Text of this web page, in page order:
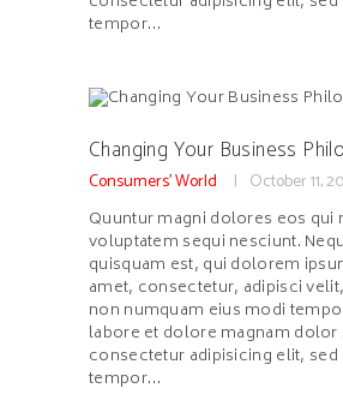
tempor…
Changing Your Business
Consumers' World October 11,
Quuntur magni dolores eos qui
voluptatem sequi nesciunt.
quisquam est, qui dolorem
amet, consectetur, adipisci
non numquam eius modi
labore et dolore magnam dolor
consectetur adipisicing elit,
tempor…